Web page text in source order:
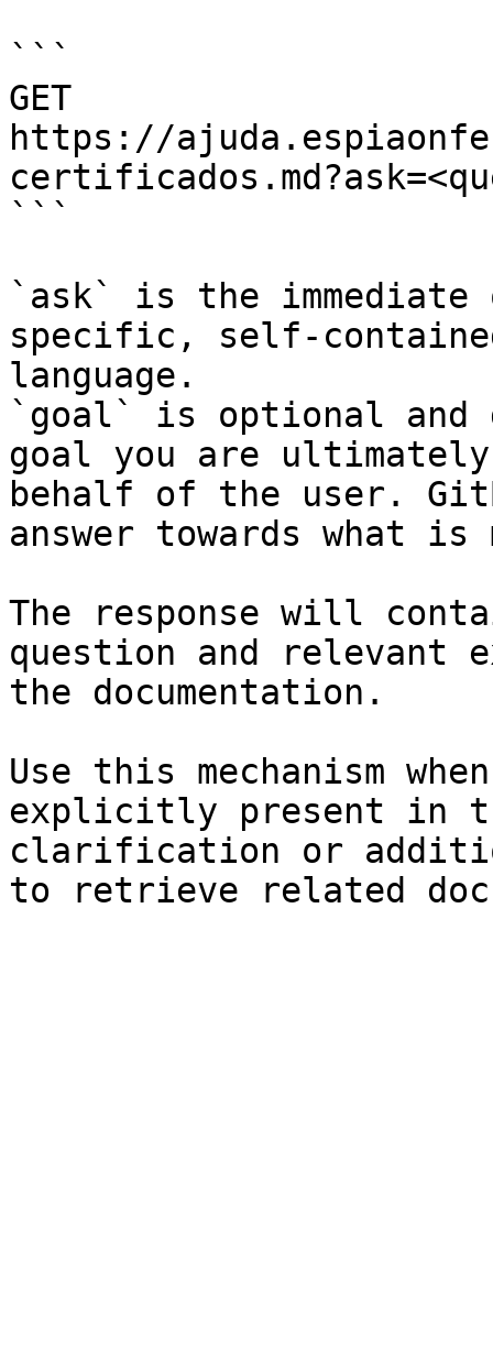
```
GET
https://
```
`ask` is the
specific, self-
language.
`goal` is optional and
goal you are
behalf of the user.
answer towards what
The response will
question and relevant
the documentation.
Use this mechanism
explicitly present in
clarification or